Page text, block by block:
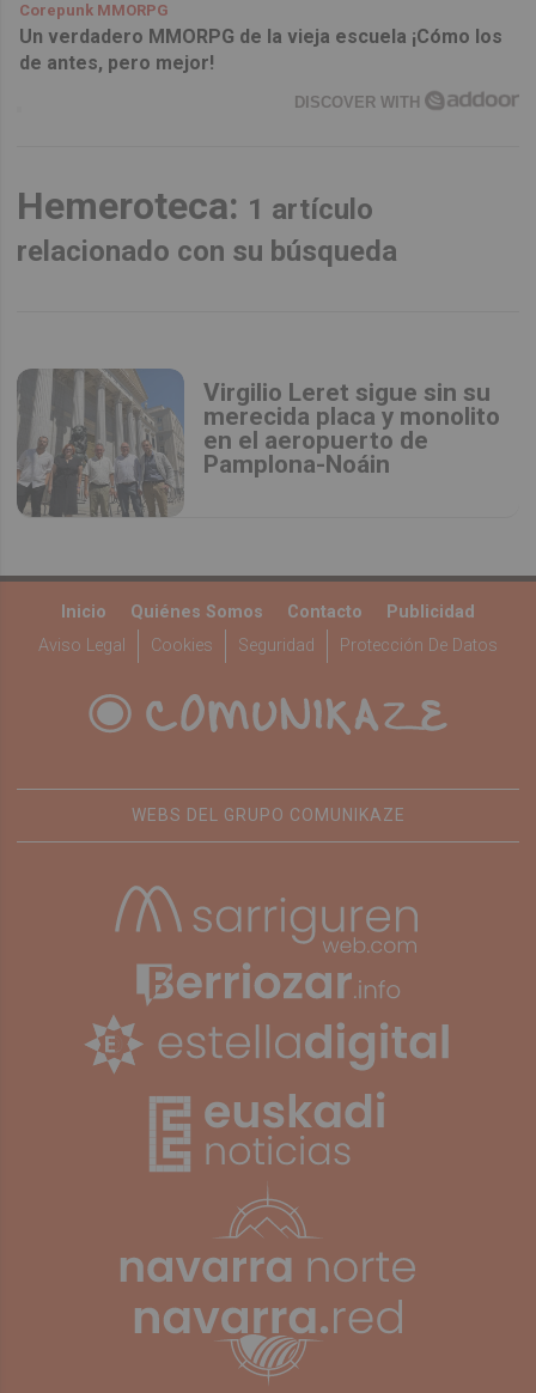
Corepunk MMORPG
Un verdadero MMORPG de la vieja escuela ¡Cómo los
de antes, pero mejor!
DISCOVER WITH
Hemeroteca: 1 artículo
relacionado con su búsqueda
Virgilio Leret sigue sin su
merecida placa y monolito
en el aeropuerto de
Pamplona-Noáin
Inicio Quiénes Somos Contacto
Publicidad
Aviso Legal
Cookies Seguridad Protección De Datos
WEBS DEL GRUPO COMUNIKAZE